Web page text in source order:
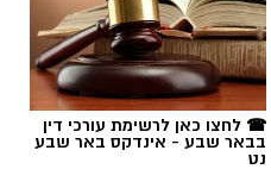
של הכלבה
שלל רב: במכסה
הוסלקו לא פחות
כסם קשה מסוג
ושני יושביו, צעירים
, התעללות
☎ לחצו כאן לרשימת עורכי דין
בבאר שבע - אינדקס באר שבע
נט